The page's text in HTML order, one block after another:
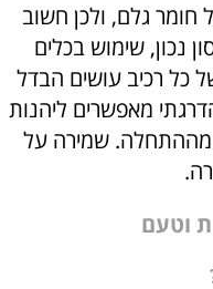
גלם, ולכן חשוב
נכון, שימוש בכלים
כל רכיב עושים הבדל
מאפשרים ליהנות
מההתחלה. שמירה על
וטעם